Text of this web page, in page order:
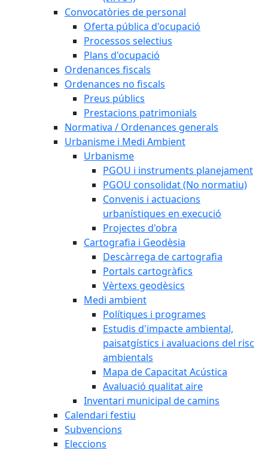
Convocatòries de personal
Oferta pública d'ocupació
Processos selectius
Plans d'ocupació
Ordenances fiscals
Ordenances no fiscals
Preus públics
Prestacions patrimonials
Normativa / Ordenances generals
Urbanisme i Medi Ambient
Urbanisme
PGOU i instruments planejament
PGOU consolidat (No normatiu)
Convenis i actuacions
urbanístiques en execució
Projectes d'obra
Cartografia i Geodèsia
Descàrrega de cartografia
Portals cartogràfics
Vèrtexs geodèsics
Medi ambient
Polítiques i programes
Estudis d'impacte ambiental,
paisatgístics i avaluacions del risc
ambientals
Mapa de Capacitat Acústica
Avaluació qualitat aire
Inventari municipal de camins
Calendari festiu
Subvencions
Eleccions